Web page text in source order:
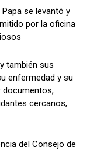
se levantó y
por la oficina
también sus
enfermedad y su
documentos,
cercanos,
del Consejo de